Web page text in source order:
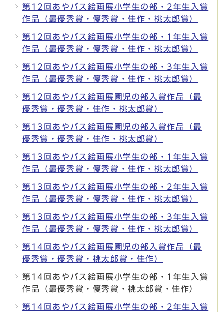
第12回あやバス絵画展小学生の部・2年生入賞
作品（最優秀賞・優秀賞・佳作・桃太郎賞）
第12回あやバス絵画展小学生の部・1年生入賞
作品（最優秀賞・優秀賞・佳作・桃太郎賞）
第12回あやバス絵画展小学生の部・3年生入賞
作品（最優秀賞・優秀賞・佳作・桃太郎賞）
第12回あやバス絵画展園児の部入賞作品（最
優秀賞・優秀賞・佳作・桃太郎賞）
第13回あやバス絵画展園児の部入賞作品（最
優秀賞・優秀賞・佳作・桃太郎賞）
第13回あやバス絵画展小学生の部・1年生入賞
作品（最優秀賞・優秀賞・佳作・桃太郎賞）
第13回あやバス絵画展小学生の部・2年生入賞
作品（最優秀賞・優秀賞・佳作・桃太郎賞）
第13回あやバス絵画展小学生の部・3年生入賞
作品（最優秀賞・優秀賞・佳作・桃太郎賞）
第14回あやバス絵画展園児の部入賞作品（最
優秀賞・優秀賞・桃太郎賞・佳作）
第14回あやバス絵画展小学生の部・1年生入賞
作品（最優秀賞・優秀賞・桃太郎賞・佳作）
第14回あやバス絵画展小学生の部・2年生入賞